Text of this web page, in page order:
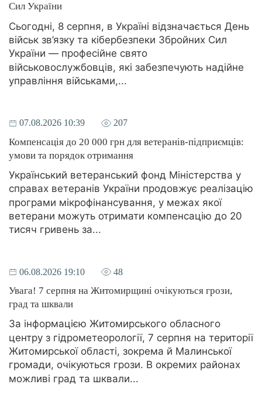
Сил України
Сьогодні, 8 серпня, в Україні відзначається День
військ зв’язку та кібербезпеки Збройних Сил
України — професійне свято
військовослужбовців, які забезпечують надійне
управління військами,...
07.08.2026 10:39 207
Компенсація до 20 000 грн для ветеранів-підприємців:
умови та порядок отримання
Український ветеранський фонд Міністерства у
справах ветеранів України продовжує реалізацію
програми мікрофінансування, у межах якої
ветерани можуть отримати компенсацію до 20
тисяч гривень за...
06.08.2026 19:10 48
Увага! 7 серпня на Житомирщині очікуються грози,
град та шквали
За інформацією Житомирського обласного
центру з гідрометеорології, 7 серпня на території
Житомирської області, зокрема й Малинської
громади, очікуються грози. В окремих районах
можливі град та шквали...